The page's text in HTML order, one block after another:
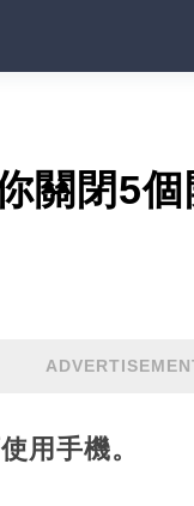
關閉5
用手機。